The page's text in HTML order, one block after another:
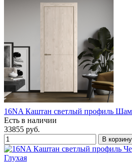
16NA Каштан светлый профиль
Есть в наличии
33855 руб.
В корзину